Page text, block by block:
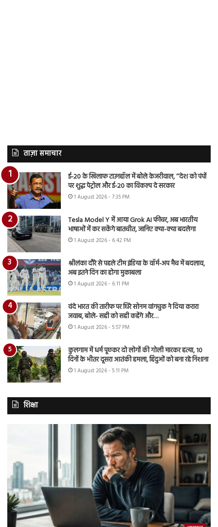
ताज़ा समाचार
ई-20 के खिलाफ टाउनहॉल में बोले केजरीवाल, ‘‘देश को पंपों
पर शुद्ध पेट्रोल और ई-20 का विकल्प दे सरकार
1 August 2026 - 7:35 PM
Tesla Model Y में आया Grok AI फीचर, अब भारतीय
भाषाओं में कर सकेंगे बातचीत, जानिए क्या-क्या बदलेगा
1 August 2026 - 6:42 PM
श्रीलंका दौरे से पहले टीम इंडिया के वॉर्म-अप मैच में बदलाव,
अब इतने दिन का होगा मुकाबला
1 August 2026 - 6:11 PM
वंदे भारत की तारीफ पर घिरे सोनम वांगचुक ने दिया करारा
जवाब, बोले- सही को सही कहेंगे और…
1 August 2026 - 5:57 PM
कुलगाम में धर्म पूछकर दो लोगों की गोली मारकर हत्या, 10
दिनों के भीतर दूसरा आतंकी हमला, हिंदुओं को बना रहे निशाना
1 August 2026 - 5:11 PM
शिक्षा